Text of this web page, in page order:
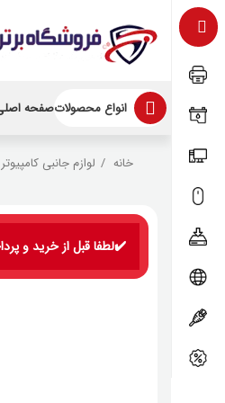
انواع محصولاتصفحه
خانه لوازم جانبی کامپیوتر
✔️لطفا قبل از خرید و پرداخت